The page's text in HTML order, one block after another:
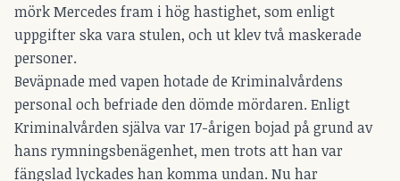
mörk Mercedes fram i hög hastighet, som enligt
uppgifter ska vara stulen, och ut klev två maskerade
personer.
Beväpnade med vapen hotade de Kriminalvårdens
personal och befriade den dömde mördaren. Enligt
Kriminalvården själva var 17-årigen bojad på grund av
hans rymningsbenägenhet, men trots att han var
fängslad lyckades han komma undan. Nu har